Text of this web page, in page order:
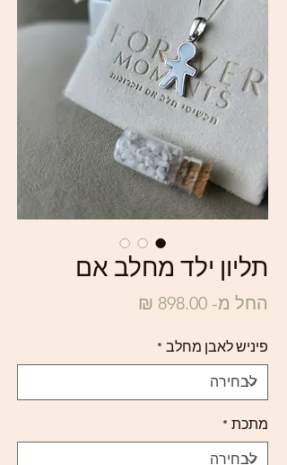
תליון ילד מחלב אם
החל מ- 898.00 ₪
פיניש לאבן מחלב *
מתכת *